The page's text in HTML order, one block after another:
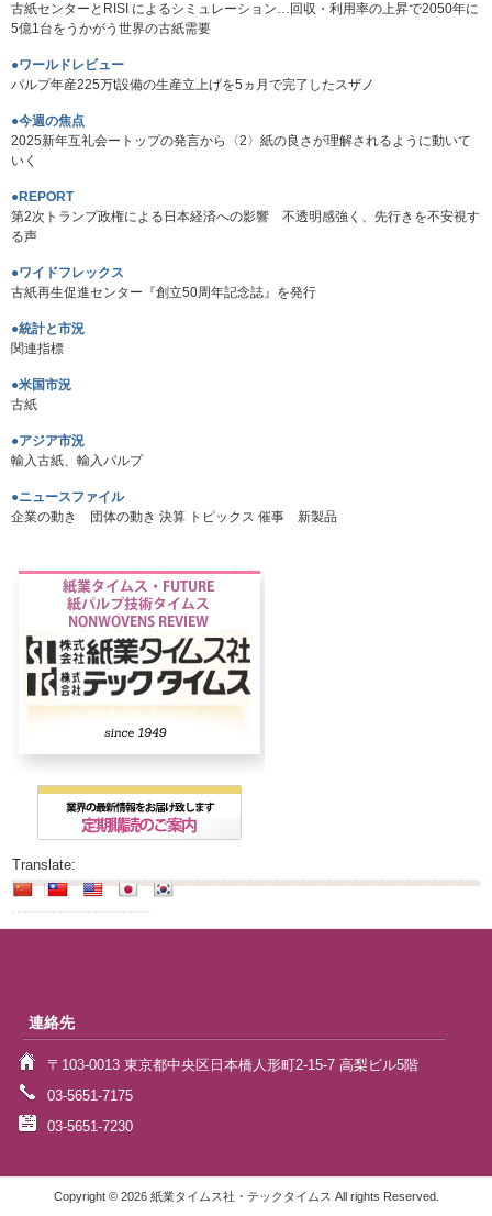
古紙センターとRISI によるシミュレーション…回収・利用率の上昇で2050年に
5億1台をうかがう世界の古紙需要
●ワールドレビュー
パルプ年産225万t設備の生産立上げを5ヵ月で完了したスザノ
●今週の焦点
2025新年互礼会ートップの発言から〈2〉紙の良さが理解されるように動いて
いく
●REPORT
第2次トランプ政権による日本経済への影響 不透明感強く、先行きを不安視す
る声
●ワイドフレックス
古紙再生促進センター『創立50周年記念誌』を発行
●統計と市況
関連指標
●米国市況
古紙
●アジア市況
輸入古紙、輸入パルプ
●ニュースファイル
企業の動き 団体の動き 決算 トピックス 催事 新製品
Translate:
連絡先
〒103-0013 東京都中央区日本橋人形町2-15-7 高梨ビル5階
03-5651-7175
03-5651-7230
Copyright © 2026 紙業タイムス社・テックタイムス All rights Reserved.